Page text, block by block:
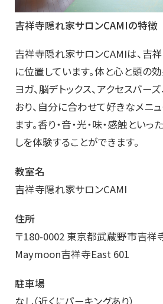
吉祥寺隠れ家サロンCAMIの特徴
吉祥寺隠れ家サロンCAMIは、吉
に位置しています。体と心と頭の
ヨガ、脳デトックス、アクセスバー
おり、自分に合わせて好きなメニ
ます。香り・音・光・味・感触とい
しを体験することができます。
教室名
吉祥寺隠れ家サロンCAMI
住所
〒180-0002 東京都武蔵野市吉祥
Maymoon吉祥寺East 601
駐車場
なし（近くにパーキングあり）